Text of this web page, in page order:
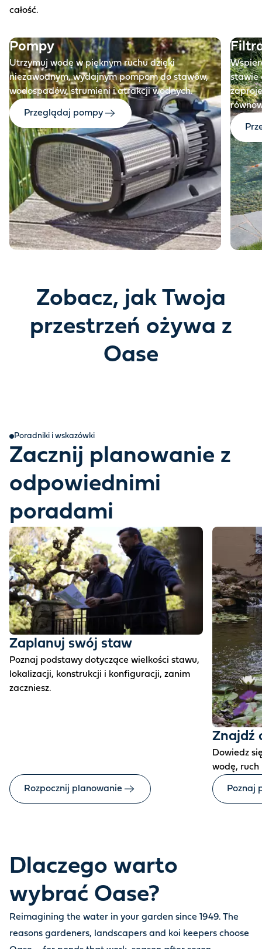
całość.
Pompy
Utrzymuj wodę w pięknym ruchu dzięki
niezawodnym, wydajnym pompom do stawów,
wodospadów, strumieni i atrakcji wodnych.
Przeglądaj pompy
stawie
Zobacz, jak Twoja
przestrzeń ożywa z
Oase
Poradniki i wskazówki
Zacznij planowanie z
odpowiednimi
poradami
Zaplanuj swój staw
Poznaj podstawy dotyczące wielkości stawu,
lokalizacji, konstrukcji i konfiguracji, zanim
zaczniesz.
Rozpocznij planowanie
Znajdź
Dowiedz
wodę, ruch
Poznaj
Dlaczego warto
wybrać Oase?
Reimagining the water in your garden since 1949. The
reasons gardeners, landscapers and koi keepers choose